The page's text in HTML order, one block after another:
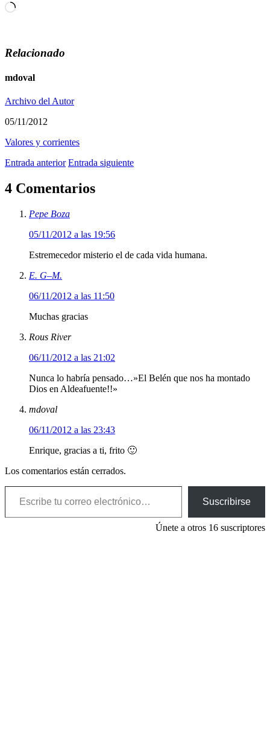
Cargando...
Relacionado
mdoval
Archivo del Autor
05/11/2012
Valores y corrientes
Entrada anterior Entrada siguiente
4 Comentarios
Pepe Boza
05/11/2012 a las 19:56
Estremecedor misterio el de cada vida humana.
E. G–M.
06/11/2012 a las 11:50
Muchas gracias
Rous River
06/11/2012 a las 21:02
Nunca lo habría pensado…»El Belén que nos ha montado
Dios en Aldeafuente!!»
mdoval
06/11/2012 a las 23:43
Enrique, gracias a ti, frito 🙂
Los comentarios están cerrados.
Escribe tu correo electrónico…
Suscribirse
Únete a otros 16 suscriptores